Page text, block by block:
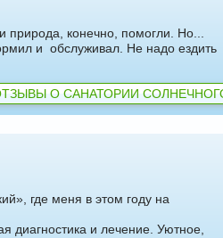
конечно, помогли. Но...
и обслуживал. Не надо ездить
О САНАТОРИИ
где меня в этом году на
диагностика и лечение. Уютное,